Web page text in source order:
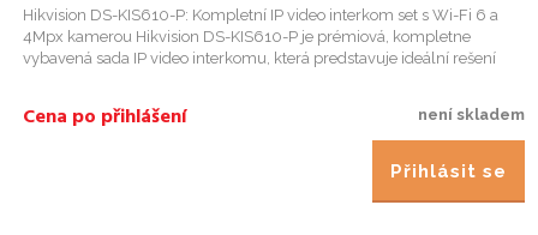
Hikvision DS-KIS610-P: Kompletní IP video interkom set s Wi-Fi 6 a
4Mpx kamerou Hikvision DS-KIS610-P je prémiová, kompletne
vybavená sada IP video interkomu, která predstavuje ideální rešení
není skladem
Cena po přihlášení
Přihlásit se